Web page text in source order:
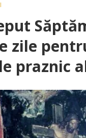
zile
praznic